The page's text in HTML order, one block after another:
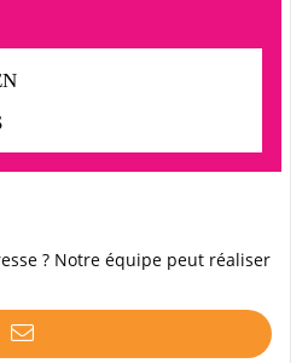
? Notre équipe peut réaliser